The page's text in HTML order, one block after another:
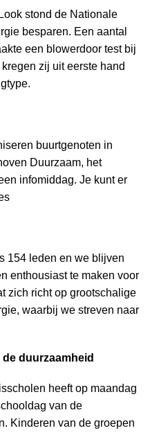
stond de Nationale
besparen. Een aantal
een blowerdoor test bij
zij uit eerste hand
buurtgenoten in
Duurzaam, het
infomiddag. Je kunt er
154 leden en we blijven
enthousiast te maken voor
zich richt op grootschalige
waarbij we streven naar
duurzaamheid
heeft op maandag
van de
Kinderen van de groepen